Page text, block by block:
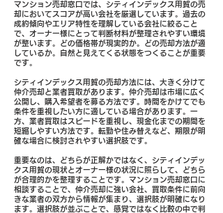
マンション売却窓口では、シティインデックス用賀の売
却においてスコアが高い会社を厳選しています。過去の
成約傾向やエリア特性を理解している会社に絞ること
で、オーナー様にとって判断材料が整理されやすい環境
が整います。どの価格帯が現実的か。どの売却方法が適
しているか。自然と見えてくる状態をつくることが重要
です。
シティインデックス用賀の売却方法には、大きく分けて
仲介売却と業者買取があります。仲介売却は市場に広く
公開し、購入希望者を募る方法です。時間をかけてでも
条件を重視したい方に適している場合があります。一
方、業者買取はスピードを重視し、現金化までの期間を
短縮しやすい方法です。転勤や住み替えなど、期限が明
確な場合に検討されやすい選択肢です。
重要なのは、どちらが正解かではなく、シティインデッ
クス用賀の現状とオーナー様の状況に照らして、どちら
が合理的かを整理することです。マンション売却窓口に
相談することで、仲介売却に強い会社、買取条件に前向
きな業者の双方から情報が集まり、選択肢が明確になり
ます。選択肢が並ぶことで、感覚ではなく比較の中で判